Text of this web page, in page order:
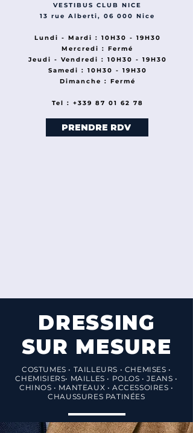
VESTIBUS CLUB NICE
13 rue Alberti, 06 000 Nice
Lundi - Mardi : 10H30 - 19H30
Mercredi : Fermé
Jeudi - Vendredi : 10H30 - 19H30
Samedi : 10H30 - 19H30
Dimanche : Fermé
Tel : +339 87 01 62 78
PRENDRE RDV
DRESSING
SUR MESURE
COSTUMES • TAILLEURS • CHEMISES •
CHEMISIERS• MAILLES • POLOS • JEANS •
CHINOS • MANTEAUX • ACCESSOIRES •
CHAUSSURES PATINÉES